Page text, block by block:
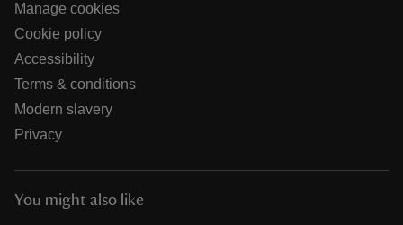
Manage cookies
Cookie policy
Accessibility
Terms & conditions
Modern slavery
Privacy
You might also like